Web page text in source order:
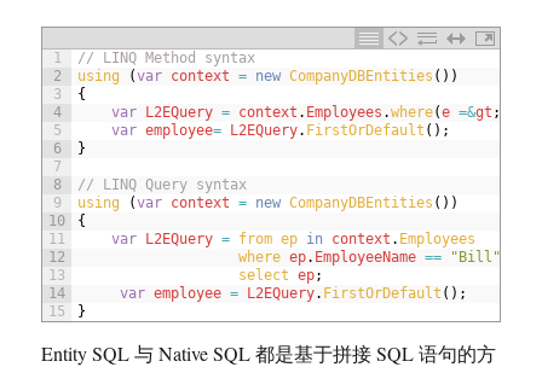
1
2
3
4
5
6
7
8
9
10
11
12
13
14
15
// LINQ Method syntax
using
(var context = new CompanyDBEntities ( ) )
{
var
L2EQuery = context . Employees .where(e =&gt ;
var employee= L2EQuery. FirstOrDefault ( ) ;
}
// LINQ Query syntax
using
(var context = new CompanyDBEntities ( ) )
{
var
L2EQuery = from ep in context . Employees
where ep. EmployeeName ==
"Bill"
select ep;
var employee = L2EQuery. FirstOrDefault ( ) ;
}
Entity SQL 与 Native SQL 都是基于拼接 SQL 语句的方